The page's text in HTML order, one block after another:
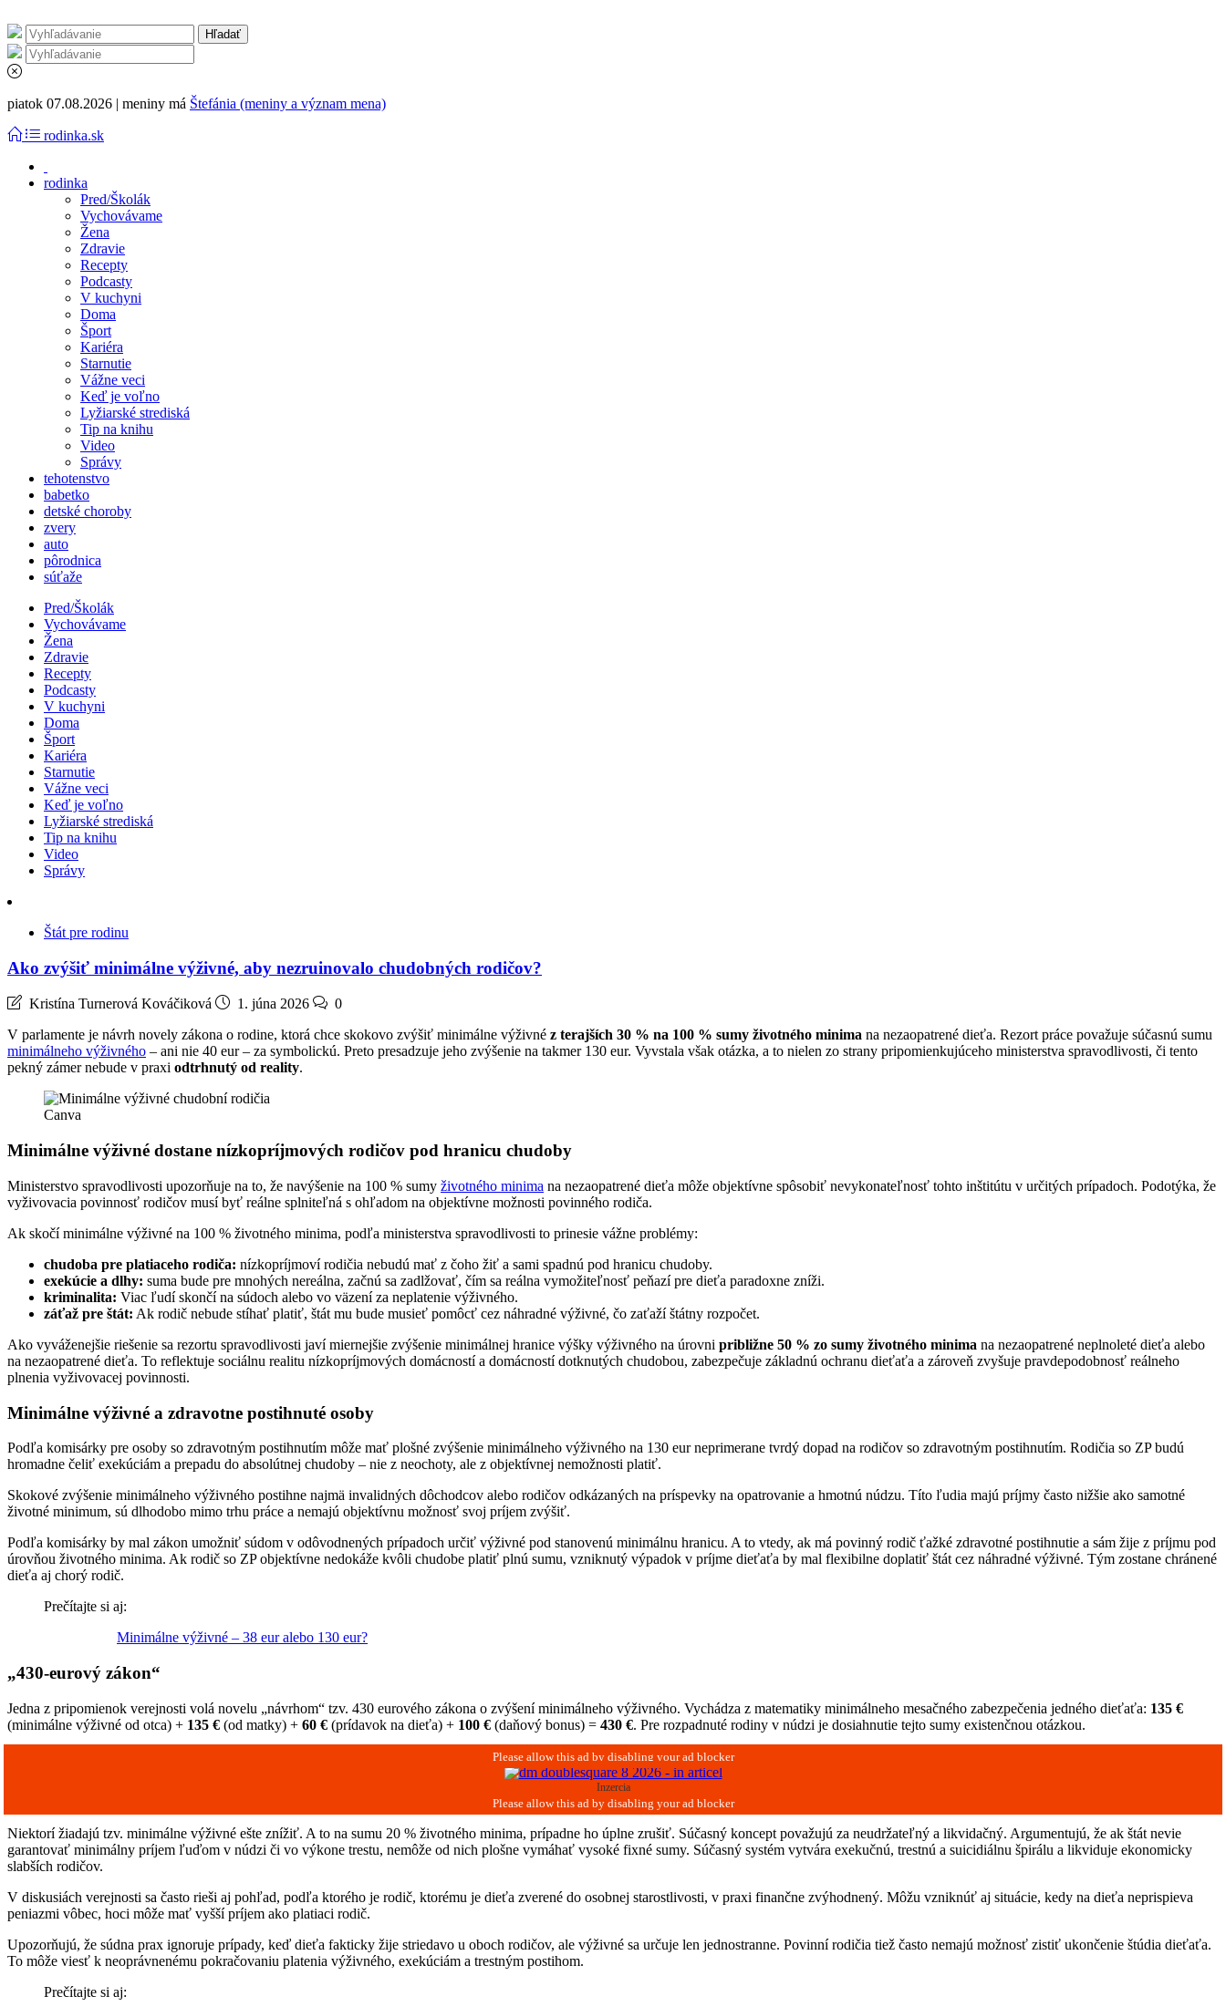
piatok 07.08.2026 | meniny má Štefánia (meniny a význam mena)
rodinka.sk
rodinka
Pred/Školák
Vychovávame
Žena
Zdravie
Recepty
Podcasty
V kuchyni
Doma
Šport
Kariéra
Starnutie
Vážne veci
Keď je voľno
Lyžiarské strediská
Tip na knihu
Video
Správy
tehotenstvo
babetko
detské choroby
zvery
auto
pôrodnica
súťaže
Pred/Školák
Vychovávame
Žena
Zdravie
Recepty
Podcasty
V kuchyni
Doma
Šport
Kariéra
Starnutie
Vážne veci
Keď je voľno
Lyžiarské strediská
Tip na knihu
Video
Správy
Štát pre rodinu
Ako zvýšiť minimálne výživné, aby nezruinovalo chudobných rodičov?
Kristína Turnerová Kováčiková 1. júna 2026
0
V parlamente je návrh novely zákona o rodine, ktorá chce skokovo zvýšiť minimálne výživné z terajších 30 % na 100 % sumy životného minima na nezaopatrené dieťa. Rezort práce považuje súčasnú sumu
minimálneho výživného – ani nie 40 eur – za symbolickú. Preto presadzuje jeho zvýšenie na takmer 130 eur. Vyvstala však otázka, a to nielen zo strany pripomienkujúceho ministerstva spravodlivosti, či tento
pekný zámer nebude v praxi odtrhnutý od reality.
Canva
Minimálne výživné dostane nízkopríjmových rodičov pod hranicu chudoby
Ministerstvo spravodlivosti upozorňuje na to, že navýšenie na 100 % sumy životného minima na nezaopatrené dieťa môže objektívne spôsobiť nevykonateľnosť tohto inštitútu v určitých prípadoch. Podotýka, že
vyživovacia povinnosť rodičov musí byť reálne splniteľná s ohľadom na objektívne možnosti povinného rodiča.
Ak skočí minimálne výživné na 100 % životného minima, podľa ministerstva spravodlivosti to prinesie vážne problémy:
chudoba pre platiaceho rodiča: nízkopríjmoví rodičia nebudú mať z čoho žiť a sami spadnú pod hranicu chudoby.
exekúcie a dlhy: suma bude pre mnohých nereálna, začnú sa zadlžovať, čím sa reálna vymožiteľnosť peňazí pre dieťa paradoxne zníži.
kriminalita: Viac ľudí skončí na súdoch alebo vo väzení za neplatenie výživného.
záťaž pre štát: Ak rodič nebude stíhať platiť, štát mu bude musieť pomôcť cez náhradné výživné, čo zaťaží štátny rozpočet.
Ako vyváženejšie riešenie sa rezortu spravodlivosti javí miernejšie zvýšenie minimálnej hranice výšky výživného na úrovni približne 50 % zo sumy životného minima na nezaopatrené neplnoleté dieťa alebo
na nezaopatrené dieťa. To reflektuje sociálnu realitu nízkopríjmových domácností a domácností dotknutých chudobou, zabezpečuje základnú ochranu dieťaťa a zároveň zvyšuje pravdepodobnosť reálneho
plnenia vyživovacej povinnosti.
Minimálne výživné a zdravotne postihnuté osoby
Podľa komisárky pre osoby so zdravotným postihnutím môže mať plošné zvýšenie minimálneho výživného na 130 eur neprimerane tvrdý dopad na rodičov so zdravotným postihnutím. Rodičia so ZP budú
hromadne čeliť exekúciám a prepadu do absolútnej chudoby – nie z neochoty, ale z objektívnej nemožnosti platiť.
Skokové zvýšenie minimálneho výživného postihne najmä invalidných dôchodcov alebo rodičov odkázaných na príspevky na opatrovanie a hmotnú núdzu. Títo ľudia majú príjmy často nižšie ako samotné
životné minimum, sú dlhodobo mimo trhu práce a nemajú objektívnu možnosť svoj príjem zvýšiť.
Podľa komisárky by mal zákon umožniť súdom v odôvodnených prípadoch určiť výživné pod stanovenú minimálnu hranicu. A to vtedy, ak má povinný rodič ťažké zdravotné postihnutie a sám žije z príjmu pod
úrovňou životného minima. Ak rodič so ZP objektívne nedokáže kvôli chudobe platiť plnú sumu, vzniknutý výpadok v príjme dieťaťa by mal flexibilne doplatiť štát cez náhradné výživné. Tým zostane chránené
dieťa aj chorý rodič.
Prečítajte si aj:
Minimálne výživné – 38 eur alebo 130 eur?
„430-eurový zákon“
Jedna z pripomienok verejnosti volá novelu „návrhom“ tzv. 430 eurového zákona o zvýšení minimálneho výživného. Vychádza z matematiky minimálneho mesačného zabezpečenia jedného dieťaťa: 135 €
(minimálne výživné od otca) + 135 € (od matky) + 60 € (prídavok na dieťa) + 100 € (daňový bonus) = 430 €. Pre rozpadnuté rodiny v núdzi je dosiahnutie tejto sumy existenčnou otázkou.
Inzercia
Niektorí žiadajú tzv. minimálne výživné ešte znížiť. A to na sumu 20 % životného minima, prípadne ho úplne zrušiť. Súčasný koncept považujú za neudržateľný a likvidačný. Argumentujú, že ak štát nevie
garantovať minimálny príjem ľuďom v núdzi či vo výkone trestu, nemôže od nich plošne vymáhať vysoké fixné sumy. Súčasný systém vytvára exekučnú, trestnú a suicidiálnu špirálu a likviduje ekonomicky
slabších rodičov.
V diskusiách verejnosti sa často rieši aj pohľad, podľa ktorého je rodič, ktorému je dieťa zverené do osobnej starostlivosti, v praxi finančne zvýhodnený. Môžu vzniknúť aj situácie, kedy na dieťa neprispieva
peniazmi vôbec, hoci môže mať vyšší príjem ako platiaci rodič.
Upozorňujú, že súdna prax ignoruje prípady, keď dieťa fakticky žije striedavo u oboch rodičov, ale výživné sa určuje len jednostranne. Povinní rodičia tiež často nemajú možnosť zistiť ukončenie štúdia dieťaťa.
To môže viesť k neoprávnenému pokračovaniu platenia výživného, exekúciám a trestným postihom.
Prečítajte si aj: